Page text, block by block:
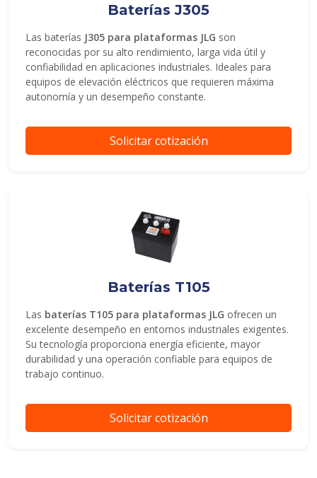
Baterías J305
Las baterías J305 para plataformas JLG son
reconocidas por su alto rendimiento, larga vida útil y
confiabilidad en aplicaciones industriales. Ideales para
equipos de elevación eléctricos que requieren máxima
autonomía y un desempeño constante.
Solicitar cotización
Baterías T105
Las baterías T105 para plataformas JLG ofrecen un
excelente desempeño en entornos industriales exigentes.
Su tecnología proporciona energía eficiente, mayor
durabilidad y una operación confiable para equipos de
trabajo continuo.
Solicitar cotización